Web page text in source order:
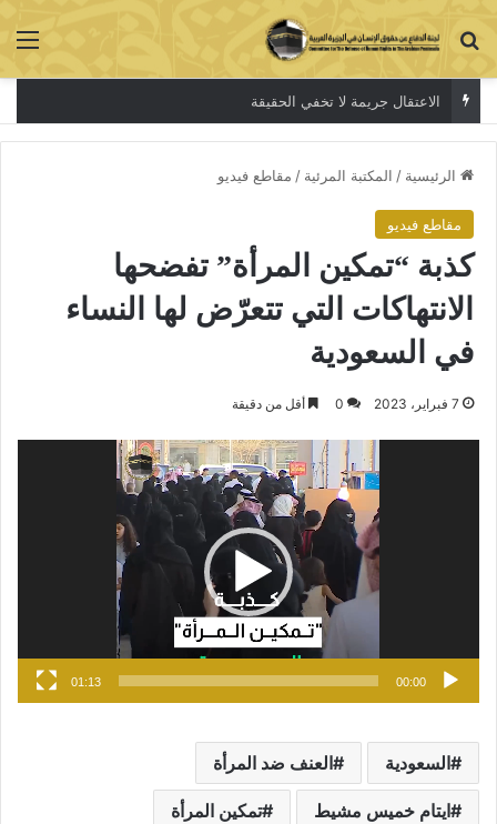
بحث عن
الاعتقال جريمة لا تخفي الحقيقة
الرئيسية / المكتبة المرئية / مقاطع فيديو
مقاطع فيديو
كذبة “تمكين المرأة” تفضحها
الانتهاكات التي تتعرّض لها النساء
في السعودية
7 فبراير، 2023 0 أقل من دقيقة
00:00
01:13
السعودية العنف ضد المرأة
ايتام خميس مشيط تمكين المرأة